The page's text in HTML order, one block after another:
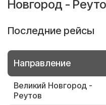
Новгород -
Последние рейсы
Направление
Великий Новгород -
Реутов